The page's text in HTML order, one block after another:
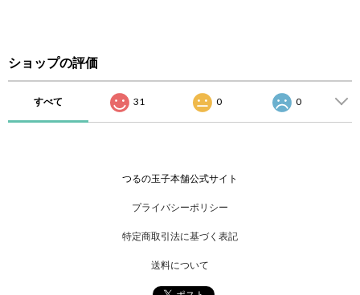
ショップの評価
すべて 31 0 0
つるの玉子本舗公式サイト
プライバシーポリシー
特定商取引法に基づく表記
送料について